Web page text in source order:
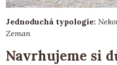
Jednoduchá typologie:
Zeman
Navrhujeme si